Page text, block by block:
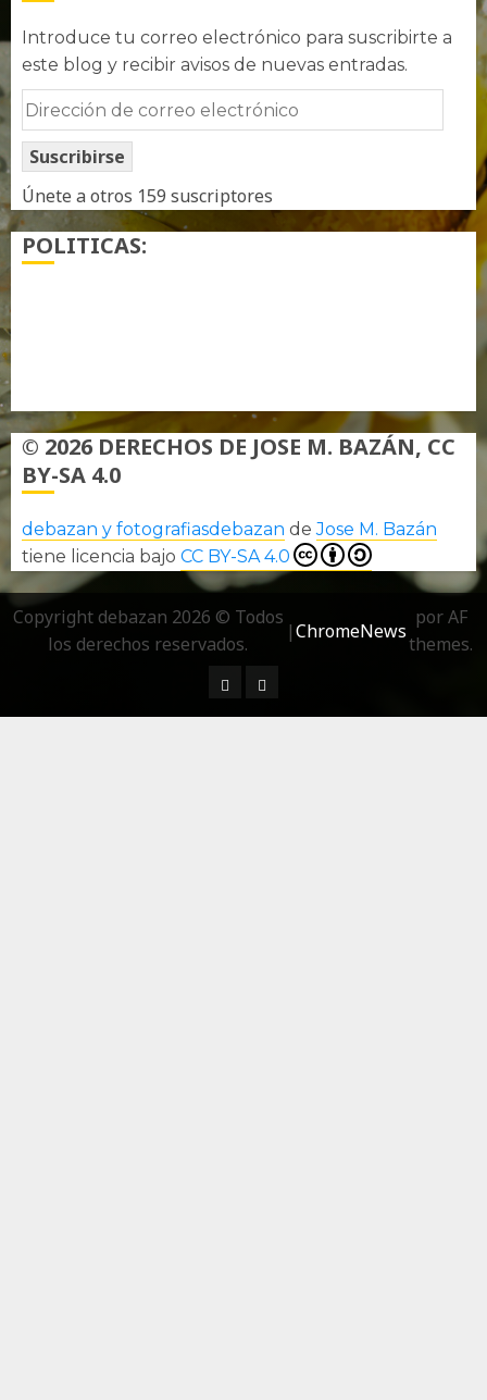
Introduce tu correo electrónico para suscribirte a
este blog y recibir avisos de nuevas entradas.
Dirección
de
correo
electrónico
Suscribirse
Únete a otros 159 suscriptores
POLITICAS:
© 2026 DERECHOS DE JOSE M. BAZÁN, CC
BY-SA 4.0
debazan y fotografiasdebazan deJose M. Bazán
tiene licencia bajo CC BY-SA 4.0
Copyright debazan 2026 © Todos
los derechos reservados.
|ChromeNews
por AF
themes.
¿ Quién soy…?
Más información sobre las